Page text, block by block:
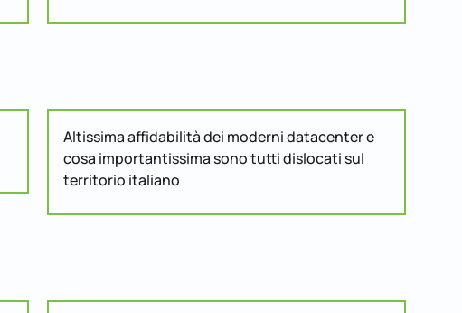
Altissima affidabilità dei moderni datacenter e
cosa importantissima sono tutti dislocati sul
territorio italiano